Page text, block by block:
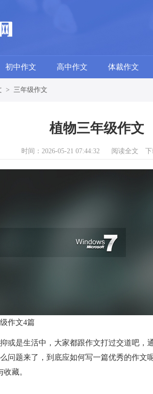
初中作文 高中作文 体裁作文
> 三年级作文
植物三年级作文
时间：2026-05-21 07:44:32 阅读全文
作文4篇
或是生活中，大家都跟作文打过交道吧，
问题来了，到底应如何写一篇优秀的作文
藏。